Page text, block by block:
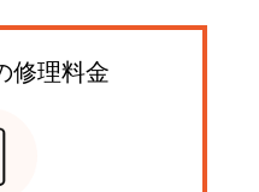
修理料金